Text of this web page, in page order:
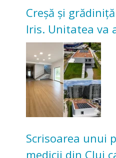
Creșă și
Iris. Unitatea va
pentru copii
Scrisoarea unui
medicii din Cluj